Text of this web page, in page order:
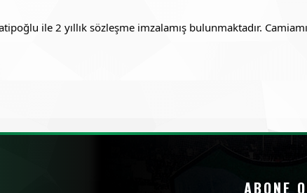
ile 2 yıllık sözleşme imzalamış bulunmaktadır.
ABONE